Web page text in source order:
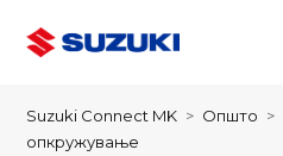
Suzuki Connect MK Општо
опкружување